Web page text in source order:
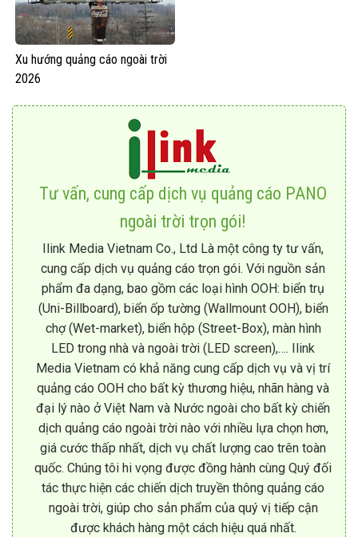
Xu hướng quảng cáo ngoài trời
2026
Tư vấn, cung cấp dịch vụ quảng cáo PANO
ngoài trời trọn gói!
Ilink Media Vietnam Co., Ltd Là một công ty tư vấn,
cung cấp dịch vụ quảng cáo trọn gói. Với nguồn sản
phẩm đa dạng, bao gồm các loại hình OOH: biển trụ
(Uni-Billboard), biển ốp tường (Wallmount OOH), biển
chợ (Wet-market), biển hộp (Street-Box), màn hình
LED trong nhà và ngoài trời (LED screen),…. Ilink
Media Vietnam có khả năng cung cấp dịch vụ và vị trí
quảng cáo OOH cho bất kỳ thương hiệu, nhãn hàng và
đại lý nào ở Việt Nam và Nước ngoài cho bất kỳ chiến
dịch quảng cáo ngoài trời nào với nhiều lựa chọn hơn,
giá cước thấp nhất, dịch vụ chất lượng cao trên toàn
quốc. Chúng tôi hi vọng được đồng hành cùng Quý đối
tác thực hiện các chiến dịch truyền thông quảng cáo
ngoài trời, giúp cho sản phẩm của quý vị tiếp cận
được khách hàng một cách hiệu quá nhất.